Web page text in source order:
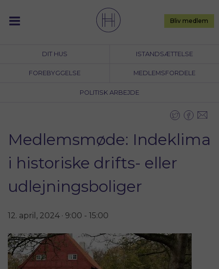
content
DIT HUS ISTANDSÆTTELSE
FOREBYGGELSE MEDLEMSFORDELE
POLITISK ARBEJDE
Bliv medlem
Medlemsmøde: Indeklima
i historiske drifts- eller
udlejningsboliger
12. april, 2024 · 9:00 - 15:00